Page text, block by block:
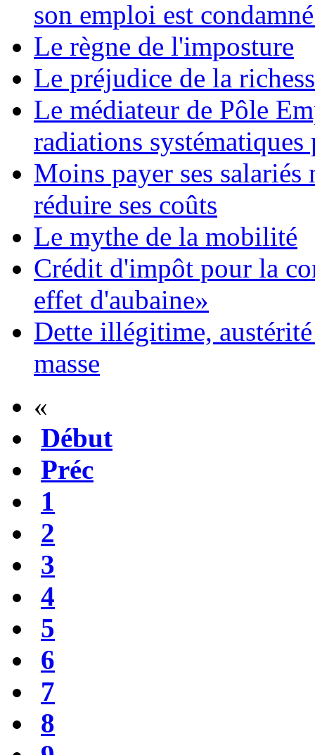
son emploi est
Le règne de l'imposture
Le préjudice de la
Le médiateur de Pôle
radiations
Moins payer ses salariés
réduire ses coûts
Le mythe de la mobilité
Crédit d'impôt pour la
effet d'aubaine»
Dette illégitime,
masse
«
Début
Préc
1
2
3
4
5
6
7
8